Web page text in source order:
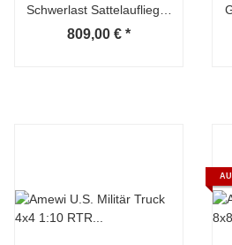
Schwerlast Sattelauflieger
ARTR
809,00 € *